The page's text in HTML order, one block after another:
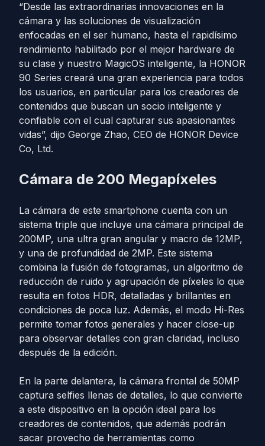
“Desde las extraordinarias innovaciones en la
cámara y las soluciones de visualización
enfocadas en el ser humano, hasta el rapidísimo
rendimiento habilitado por el mejor hardware de
su clase y nuestro MagicOS inteligente, la HONOR
90 Series creará una gran experiencia para todos
los usuarios, en particular para los creadores de
contenidos que buscan un socio inteligente y
confiable con el cual capturar sus apasionantes
vidas”, dijo George Zhao, CEO de HONOR Device
Co, Ltd.
Cámara de 200 Megapíxeles
La cámara de este smartphone cuenta con un
sistema triple que incluye una cámara principal de
200MP, una ultra gran angular y macro de 12MP,
y una de profundidad de 2MP. Este sistema
combina la fusión de fotogramas, un algoritmo de
reducción de ruido y agrupación de píxeles lo que
resulta en fotos HDR, detalladas y brillantes en
condiciones de poca luz. Además, el modo Hi-Res
permite tomar fotos generales y hacer close-up
para observar detalles con gran claridad, incluso
después de la edición.
En la parte delantera, la cámara frontal de 50MP
captura selfies llenas de detalles, lo que convierte
a este dispositivo en la opción ideal para los
creadores de contenidos, que además podrán
sacar provecho de herramientas como